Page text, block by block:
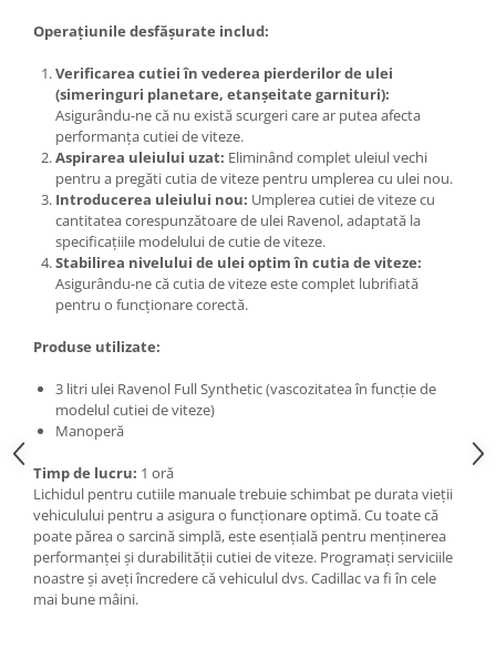
Operațiunile desfășurate includ:
Verificarea cutiei în vederea pierderilor de ulei
(simeringuri planetare, etanșeitate garnituri):
Asigurându-ne că nu există scurgeri care ar putea afecta
performanța cutiei de viteze.
Aspirarea uleiului uzat: Eliminând complet uleiul vechi
pentru a pregăti cutia de viteze pentru umplerea cu ulei nou.
Introducerea uleiului nou: Umplerea cutiei de viteze cu
cantitatea corespunzătoare de ulei Ravenol, adaptată la
specificațiile modelului de cutie de viteze.
Stabilirea nivelului de ulei optim în cutia de viteze:
Asigurându-ne că cutia de viteze este complet lubrifiată
pentru o funcționare corectă.
Produse utilizate:
3 litri ulei Ravenol Full Synthetic (vascozitatea în funcție de
modelul cutiei de viteze)
Manoperă
Timp de lucru: 1 oră
Lichidul pentru cutiile manuale trebuie schimbat pe durata vieții
vehiculului pentru a asigura o funcționare optimă. Cu toate că
poate părea o sarcină simplă, este esențială pentru menținerea
performanței și durabilității cutiei de viteze. Programați serviciile
noastre și aveți încredere că vehiculul dvs. Cadillac va fi în cele
mai bune mâini.